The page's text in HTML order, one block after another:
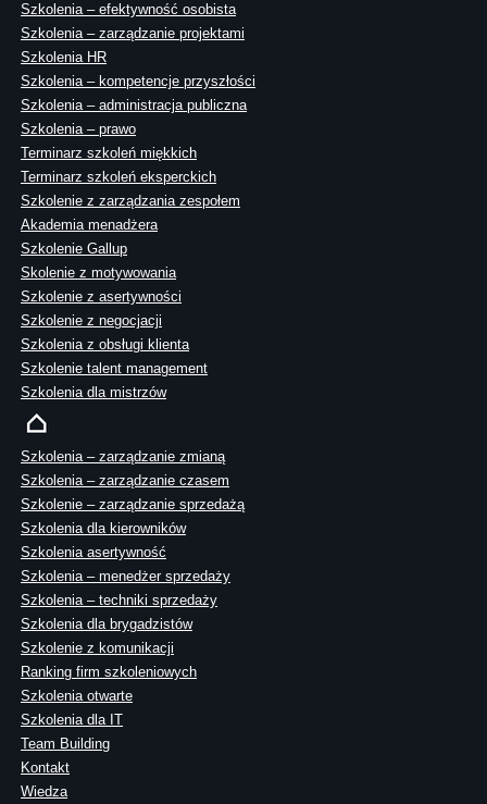
Szkolenia – efektywność osobista
Szkolenia – zarządzanie projektami
Szkolenia HR
Szkolenia – kompetencje przyszłości
Szkolenia – administracja publiczna
Szkolenia – prawo
Terminarz szkoleń miękkich
Terminarz szkoleń eksperckich
Szkolenie z zarządzania zespołem
Akademia menadżera
Szkolenie Gallup
Skolenie z motywowania
Szkolenie z asertywności
Szkolenie z negocjacji
Szkolenia z obsługi klienta
Szkolenie talent management
Szkolenia dla mistrzów
Szkolenia – zarządzanie zmianą
Szkolenia – zarządzanie czasem
Szkolenie – zarządzanie sprzedażą
Szkolenia dla kierowników
Szkolenia asertywność
Szkolenia – menedżer sprzedaży
Szkolenia – techniki sprzedaży
Szkolenia dla brygadzistów
Szkolenie z komunikacji
Ranking firm szkoleniowych
Szkolenia otwarte
Szkolenia dla IT
Team Building
Kontakt
Wiedza